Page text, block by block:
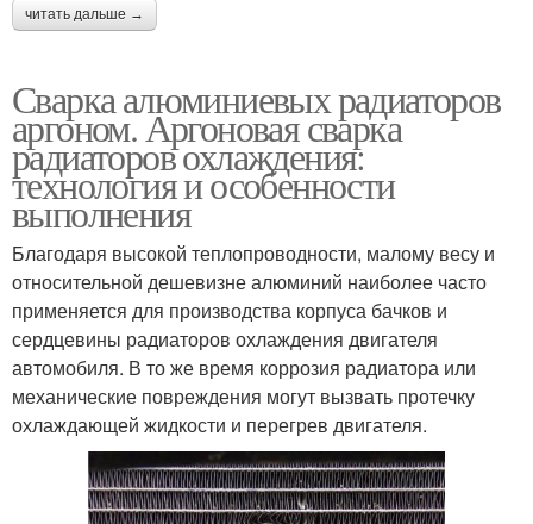
читать дальше →
Сварка алюминиевых радиаторов
аргоном. Аргоновая сварка
радиаторов охлаждения:
технология и особенности
выполнения
Благодаря высокой теплопроводности, малому весу и
относительной дешевизне алюминий наиболее часто
применяется для производства корпуса бачков и
сердцевины радиаторов охлаждения двигателя
автомобиля. В то же время коррозия радиатора или
механические повреждения могут вызвать протечку
охлаждающей жидкости и перегрев двигателя.